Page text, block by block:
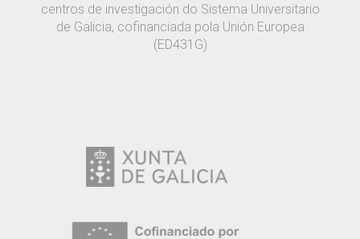
centros de investigación do Sistema Universitario
de Galicia, cofinanciada pola Unión Europea
(ED431G)